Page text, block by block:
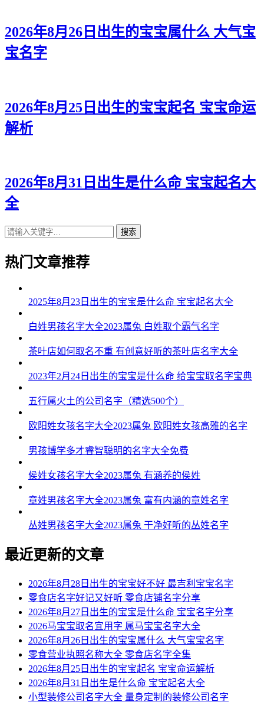
2026年8月26日出生的宝宝属什么 大气宝
宝名字
2026年8月25日出生的宝宝起名 宝宝命运
解析
2026年8月31日出生是什么命 宝宝起名大
全
搜索
热门文章推荐
2025年8月23日出生的宝宝是什么命 宝宝起名大全
白姓男孩名字大全2023属兔 白姓取个霸气名字
茶叶店如何取名不重 有创意好听的茶叶店名字大全
2023年2月24日出生的宝宝是什么命 给宝宝取名字宝典
五行属火土的公司名字（精选500个）
欧阳姓女孩名字大全2023属兔 欧阳姓女孩高雅的名字
男孩博学多才睿智聪明的名字大全免费
侯姓女孩名字大全2023属兔 有涵养的侯姓
章姓男孩名字大全2023属兔 富有内涵的章姓名字
丛姓男孩名字大全2023属兔 干净好听的丛姓名字
最近更新的文章
2026年8月28日出生的宝宝好不好 最吉利宝宝名字
零食店名字好记又好听 零食店铺名字分享
2026年8月27日出生的宝宝是什么命 宝宝名字分享
2026马宝宝取名宜用字 属马宝宝名字大全
2026年8月26日出生的宝宝属什么 大气宝宝名字
零食营业执照名称大全 零食店名字全集
2026年8月25日出生的宝宝起名 宝宝命运解析
2026年8月31日出生是什么命 宝宝起名大全
小型装修公司名字大全 量身定制的装修公司名字